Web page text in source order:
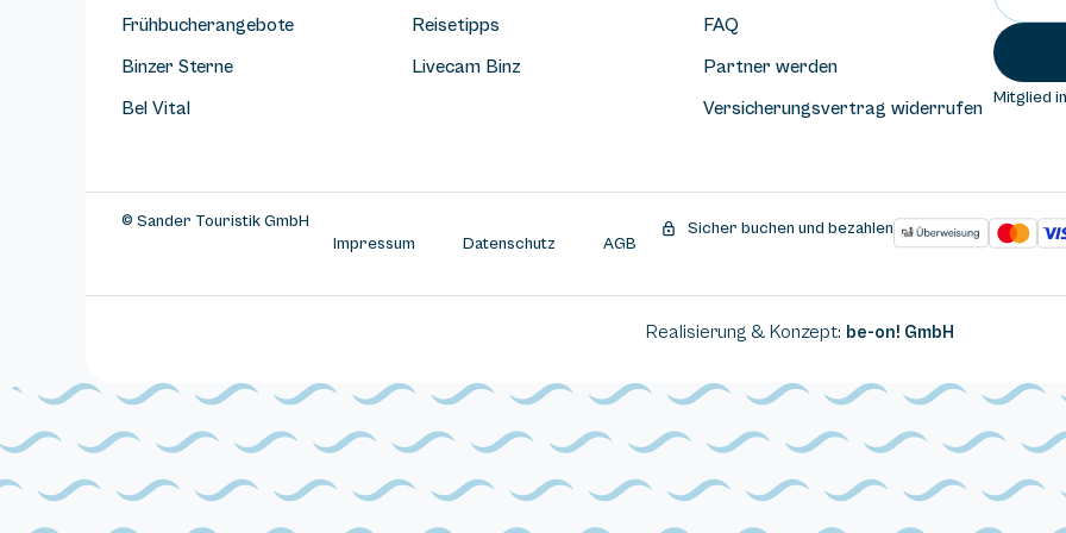
Frühbucherangebote
Binzer Sterne
Bel Vital
Reisetipps
Livecam Binz
FAQ
Partner werden
Versicherungsvertrag widerrufen Mitglied
© Sander Touristik GmbH
Impressum
Datenschutz AGB
Sicher buchen und bezahlen
Realisierung & Konzept: be-on! GmbH